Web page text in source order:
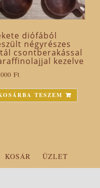
diófából
négyrészes
csontberakással
kezelve
Ft
TESZEM
KOSÁR ÜZLET